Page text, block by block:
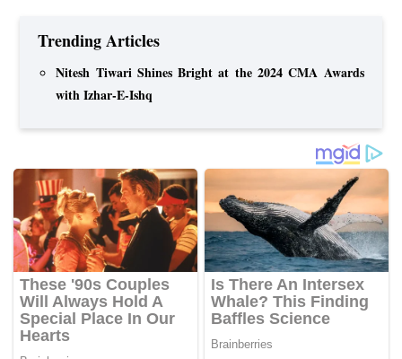
Trending Articles
Nitesh Tiwari Shines Bright at the 2024 CMA Awards
with Izhar-E-Ishq